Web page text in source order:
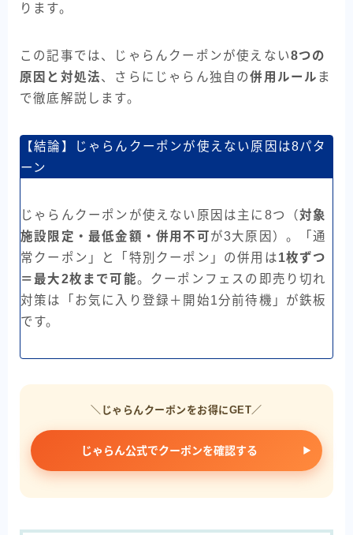
ります。
この記事では、じゃらんクーポンが使えない8つの
原因と対処法、さらにじゃらん独自の併用ルール ま
で徹底解説します。
【結論】じゃらんクーポンが使えない原因は8パタ
ーン
じゃらんクーポンが使えない原因は主に8つ（対象
施設限定・最低金額・併用不可が3大原因）。「通
常クーポン」と「特別クーポン」の併用は1枚ずつ
＝最大2枚まで可能。クーポンフェスの即売り切れ
対策は「お気に入り登録＋開始1分前待機」が鉄板
です。
＼じゃらんクーポンをお得にGET／
じゃらん公式でクーポンを確認する